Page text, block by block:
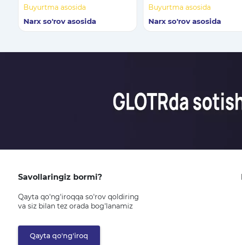
Buyurtma asosida
Narx so'rov asosida
kalibrlash va ta’mirlash
Buyurtma asosida
Narx so'rov asosida
Savollaringiz bormi?
Qayta qo'ng'iroqqa so'rov qoldiring
va siz bilan tez orada bog'lanamiz
Qayta qo'ng'iroq